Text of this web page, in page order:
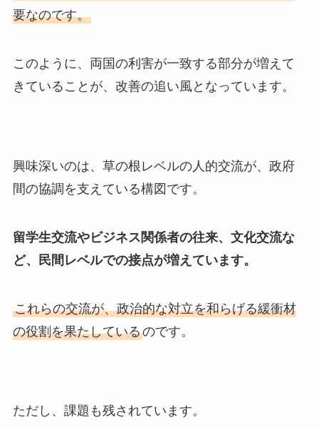
要なのです。
このように、両国の利害が一致する部分が増えて
きていることが、改善の追い風となっています。
興味深いのは、草の根レベルの人的交流が、政府
間の協調を支えている構図です。
留学生交流やビジネス関係者の往来、文化交流な
ど、民間レベルでの接点が増えています。
これらの交流が、政治的な対立を和らげる緩衝材
の役割を果たしているのです。
ただし、課題も残されています。